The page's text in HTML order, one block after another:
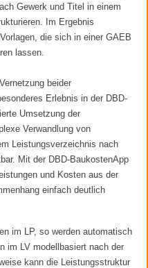
Gewerk und Titel in einem
Im Ergebnis
die sich in einer GAEB
lassen.
beider
Erlebnis in der DBD-
Umsetzung der
Verwandlung von
Leistungsverzeichnis nach
Mit der DBD-BaukostenApp
und Kosten aus der
einfach deutlich
im LP, so werden automatisch
im LV modellbasiert nach der
kann die Leistungsstruktur